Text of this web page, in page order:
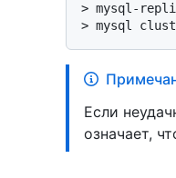
> mysql-
> mysql
Если
означает,